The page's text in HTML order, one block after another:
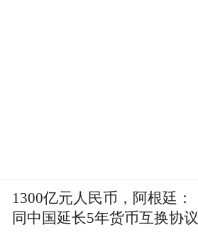
1300亿元人民币，阿根廷：
同中国延长5年货币互换协议